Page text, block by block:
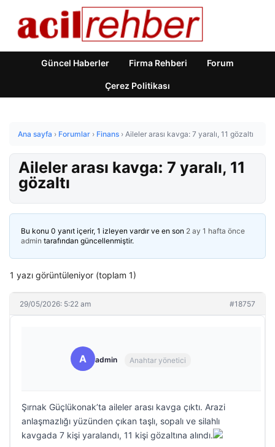
Güncel Haberler Firma Rehberi Forum
Çerez Politikası
Ana sayfa › Forumlar › Finans › Aileler arası kavga: 7 yaralı, 11 gözaltı
Aileler arası kavga: 7 yaralı, 11
gözaltı
Bu konu 0 yanıt içerir, 1 izleyen vardır ve en son 2 ay 1 hafta önce
admin tarafından güncellenmiştir.
1 yazı görüntüleniyor (toplam 1)
29/05/2026: 5:22 am #18757
A admin Anahtar yönetici
Şırnak Güçlükonak’ta aileler arası kavga çıktı. Arazi
anlaşmazlığı yüzünden çıkan taşlı, sopalı ve silahlı
kavgada 7 kişi yaralandı, 11 kişi gözaltına alındı.